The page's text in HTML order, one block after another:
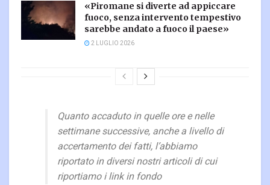
«Piromane si diverte ad appiccare
fuoco, senza intervento tempestivo
sarebbe andato a fuoco il paese»
2 LUGLIO 2026
Quanto accaduto in quelle ore e nelle
settimane successive, anche a livello di
accertamento dei fatti, l’abbiamo
riportato in diversi nostri articoli di cui
riportiamo i link in fondo